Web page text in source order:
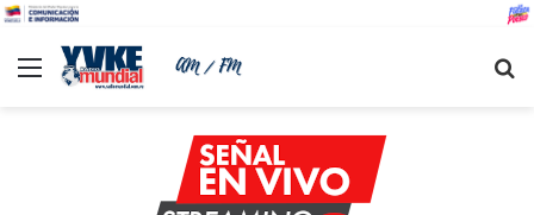
Menu